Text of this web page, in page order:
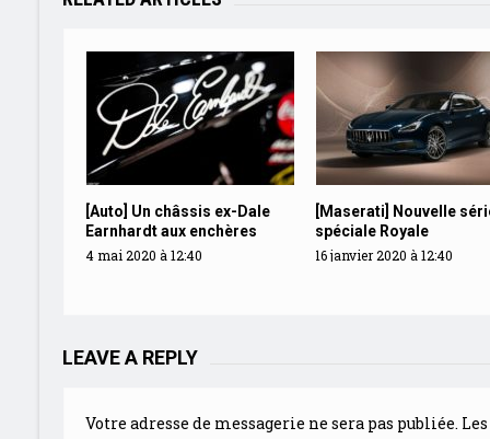
[Auto] Un châssis ex-Dale
Earnhardt aux enchères
4 mai 2020 à 12:40
[Maserati] Nouvelle
spéciale Royale
16 janvier 2020 à 12:40
LEAVE A REPLY
Votre adresse de messagerie ne sera pas publiée.